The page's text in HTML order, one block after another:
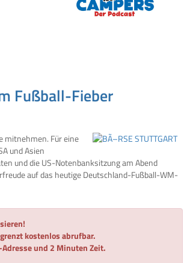
Fußball-Fieber
mitnehmen. Für eine
und Asien
und die US-Notenbanksitzung am Abend
auf das heutige Deutschland-Fußball-WM-
kostenlos abrufbar.
und 2 Minuten Zeit.